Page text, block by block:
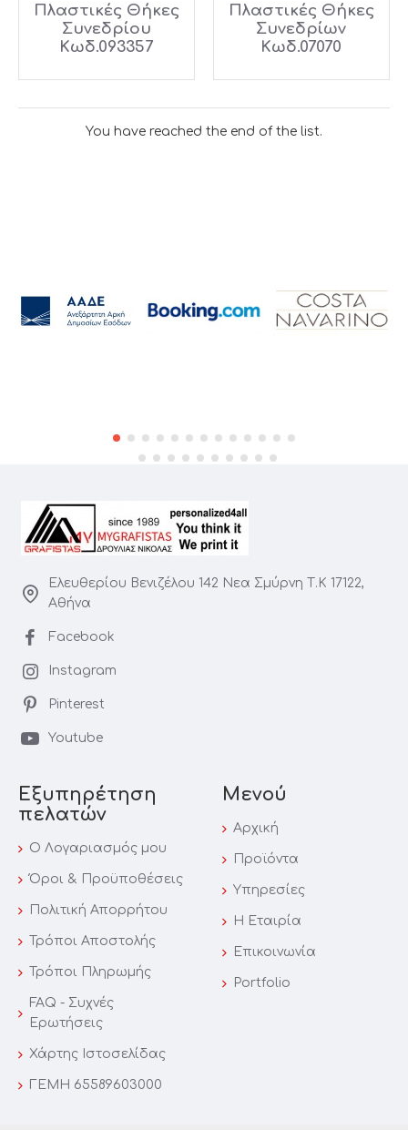
Πλαστικές Θήκες
Συνεδρίου
Κωδ.093357
Πλαστικές Θήκες
Συνεδρίων
Κωδ.07070
You have reached the end of the list.
Ελευθερίου Βενιζέλου 142 Νεα Σμύρνη Τ.Κ 17122,
Αθήνα
Facebook
Instagram
Pinterest
Youtube
Εξυπηρέτηση
πελατών
Ο Λογαριασμός μου
Όροι & Προϋποθέσεις
Πολιτική Απορρήτου
Τρόποι Αποστολής
Τρόποι Πληρωμής
FAQ - Συχνές
Ερωτήσεις
Χάρτης Iστοσελίδας
ΓΕΜΗ 65589603000
Μενού
Αρχική
Προϊόντα
Υπηρεσίες
Η Εταιρία
Επικοινωνία
Portfolio